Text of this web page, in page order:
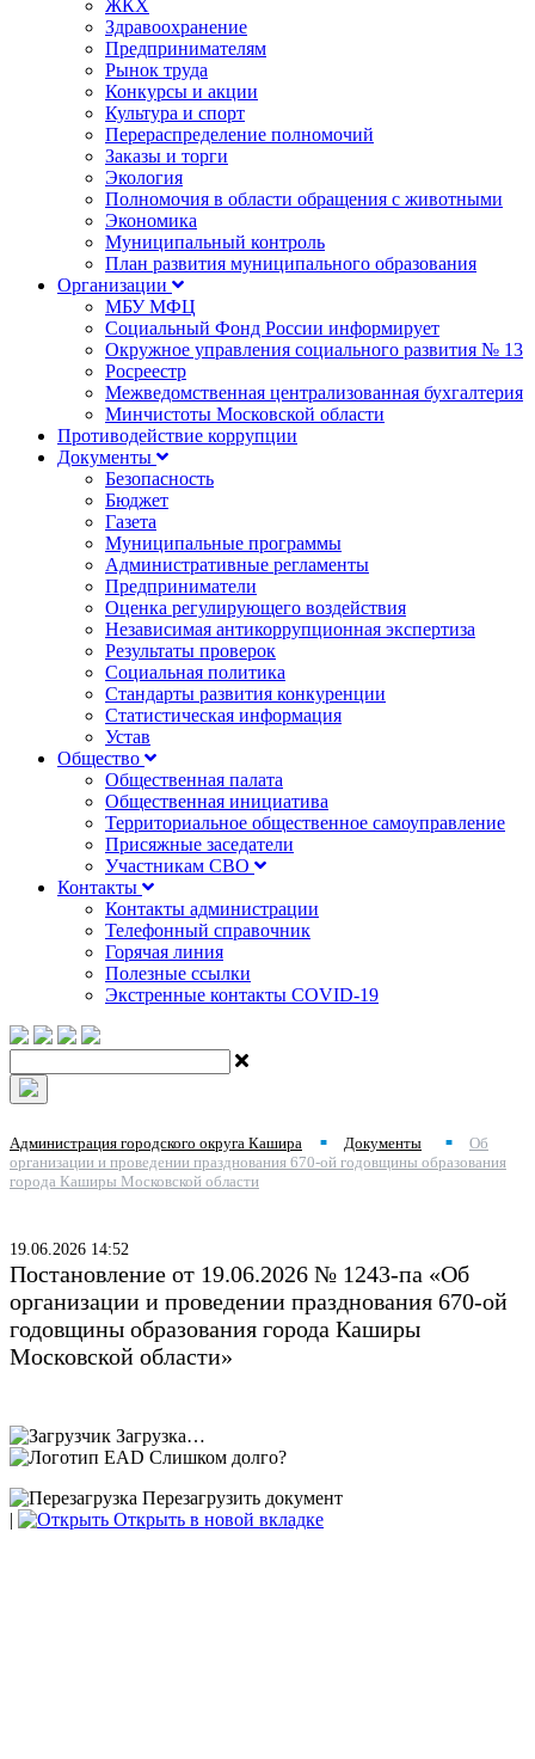
ЖКХ
Здравоохранение
Предпринимателям
Рынок труда
Конкурсы и акции
Культура и спорт
Перераспределение полномочий
Заказы и торги
Экология
Полномочия в области обращения с животными
Экономика
Муниципальный контроль
План развития муниципального образования
Организации
МБУ МФЦ
Социальный Фонд России информирует
Окружное управления социального развития № 13
Росреестр
Межведомственная централизованная бухгалтерия
Минчистоты Московской области
Противодействие коррупции
Документы
Безопасность
Бюджет
Газета
Муниципальные программы
Административные регламенты
Предприниматели
Оценка регулирующего воздействия
Независимая антикоррупционная экспертиза
Результаты проверок
Социальная политика
Стандарты развития конкуренции
Статистическая информация
Устав
Общество
Общественная палата
Общественная инициатива
Территориальное общественное самоуправление
Присяжные заседатели
Участникам СВО
Контакты
Контакты администрации
Телефонный справочник
Горячая линия
Полезные ссылки
Экстренные контакты COVID-19
Администрация городского округа Кашира ■ Документы ■
Об
организации и проведении празднования 670-ой годовщины образования
города Каширы Московской области
19.06.2026 14:52
Постановление от 19.06.2026 № 1243-па «Об
организации и проведении празднования 670-ой
годовщины образования города Каширы
Московской области»
Загрузка…
Слишком долго?
Перезагрузить документ
|
Открыть в новой вкладке